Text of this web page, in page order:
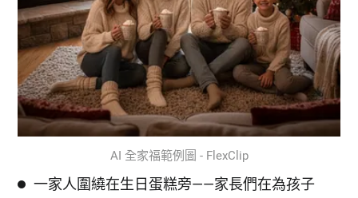
AI 全家福範例圖 - FlexClip
一家人圍繞在生日蛋糕旁——家長們在為孩子